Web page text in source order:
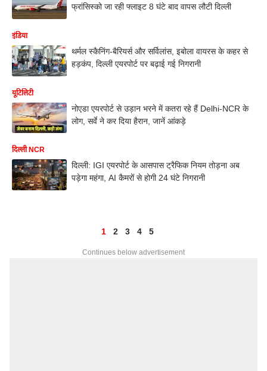
फ्रांसिस्को जा रही फ्लाइट 8 घंटे बाद वापस लौटी दिल्ली
इंडिया
थर्मल स्कैनिंग-बैरियर्स और सर्विलांस, इबोला वायरस के कहर से
हड़कंप, दिल्ली एयरपोर्ट पर बढ़ाई गई निगरानी
यूटिलिटी
नोएडा एयरपोर्ट से उड़ान भरने में कतरा रहे हैं Delhi-NCR के
लोग, सर्वे ने कर दिया हैरान, जानें आंकड़े
दिल्ली NCR
दिल्ली: IGI एयरपोर्ट के आसपास ट्रैफिक नियम तोड़ना अब
पड़ेगा महंगा, AI कैमरों से होगी 24 घंटे निगरानी
1 2 3 4 5
Continues below advertisement